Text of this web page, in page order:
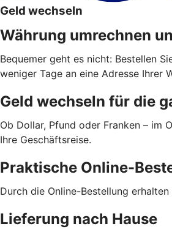
Geld wechseln
Währung umrechnen
Bequemer geht es nicht: Bestellen
weniger Tage an eine Adresse Ihrer
Geld wechseln für die
Ob Dollar, Pfund oder Franken – im
Ihre Geschäftsreise.
Praktische Online-
Durch die Online-Bestellung
Lieferung nach Hause